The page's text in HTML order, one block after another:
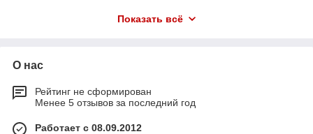
Специально для наших клиентов мы собрали в одном
самое необходимое канальное круглое оборудование.
элементы: дроссельные клапаны, воздухонагреватели,
только поступление в помещения свежего воздуха, но и
позволяет регулировать его основные параметры:
температуру, влажность и т.д. Проектирование приточно-
вытяжной вентиляции – этап, с которого начинается
фактическую установку, необходимо на бумаге просчитать
Показать всё
О нас
Рейтинг не сформирован
Менее 5 отзывов за последний год
Работает с 08.09.2012